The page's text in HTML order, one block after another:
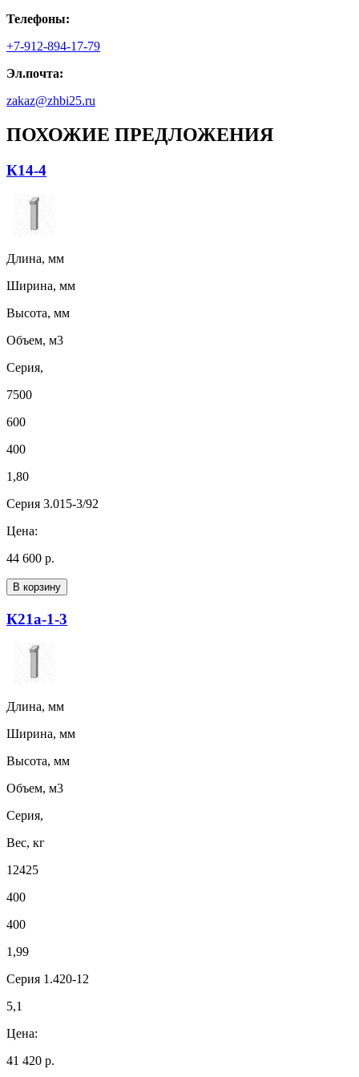
Телефоны:
+7-912-894-17-79
Эл.почта:
zakaz@zhbi25.ru
ПОХОЖИЕ ПРЕДЛОЖЕНИЯ
К14-4
Длина, мм
Ширина, мм
Высота, мм
Объем, м3
Серия,
7500
600
400
1,80
Серия 3.015-3/92
Цена:
44 600 р.
В корзину
К21а-1-3
Длина, мм
Ширина, мм
Высота, мм
Объем, м3
Серия,
Вес, кг
12425
400
400
1,99
Серия 1.420-12
5,1
Цена:
41 420 р.